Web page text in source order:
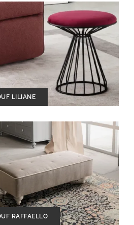
LILIANE
RAFFAELLO